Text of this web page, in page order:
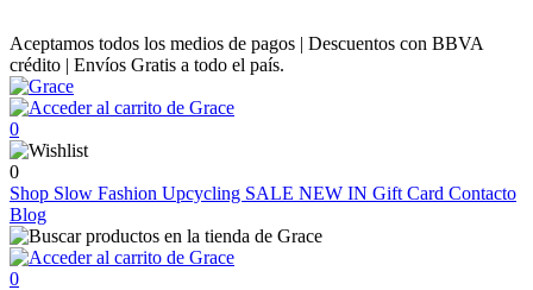
Aceptamos todos los medios de pagos | Descuentos con BBVA
crédito | Envíos Gratis a todo el país.
0
0
Shop Slow Fashion Upcycling SALE NEW IN Gift Card Contacto
Blog
0